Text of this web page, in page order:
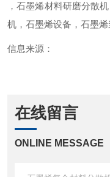
，石墨烯材料研磨分散
机，石墨烯设备，石墨
信息来源：
在线留言
ONLINE MESSAGE